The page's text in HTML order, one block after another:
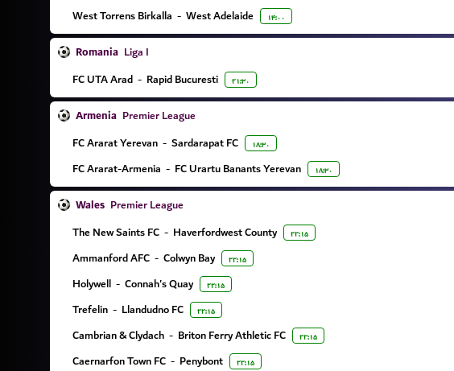
West Torrens Birkalla - West Adelaide ۱۴:۰۰
Romania Liga I
FC UTA Arad - Rapid Bucuresti ۲۱:۳۰
Armenia Premier League
FC Ararat Yerevan - Sardarapat FC ۱۸:۳۰
FC Ararat-Armenia - FC Urartu Banants Yerevan ۱۸:۳۰
Wales Premier League
The New Saints FC - Haverfordwest County ۲۲:۱۵
Ammanford AFC - Colwyn Bay ۲۲:۱۵
Holywell - Connah's Quay ۲۲:۱۵
Trefelin - Llandudno FC ۲۲:۱۵
Cambrian & Clydach - Briton Ferry Athletic FC ۲۲:۱۵
Caernarfon Town FC - Penybont ۲۲:۱۵